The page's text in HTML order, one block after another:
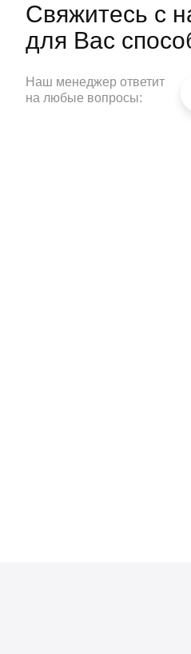
Свяжитесь с
для Вас
Наш менеджер ответит
на любые вопросы: